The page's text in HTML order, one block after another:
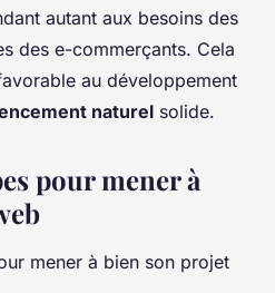
autant aux besoins des
des e-commerçants. Cela
au développement
naturel solide.
pour mener à